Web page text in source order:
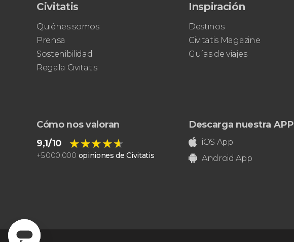
Civitatis
Quiénes somos
Prensa
Sostenibilidad
Regala Civitatis
Inspiración
Destinos
Civitatis Magazine
Guías de viajes
Cómo nos valoran
9,1/10
★★★★★
★★★★★
+5.000.000 opiniones de Civitatis
Descarga nuestra APP
iOS App
Android App